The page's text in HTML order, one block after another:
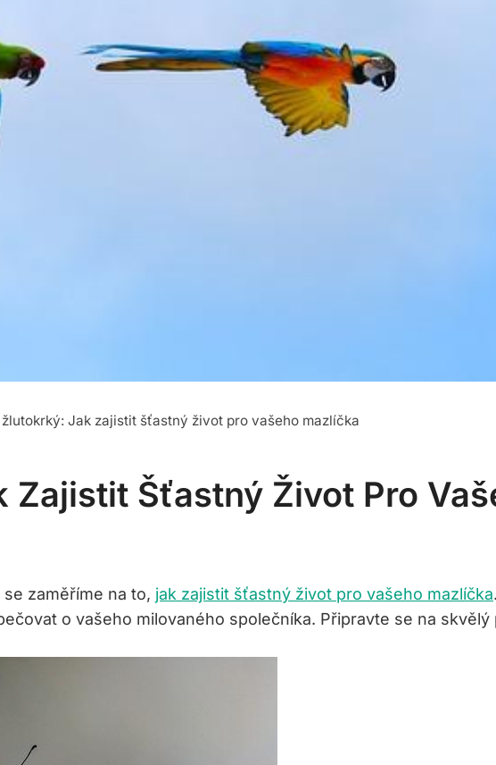
Jak zajistit šťastný život pro vašeho mazlíčka
Šťastný Život Pro
zaměříme na to, jak zajistit šťastný život pro vašeho mazlíčka
o vašeho milovaného společníka. Připravte se na